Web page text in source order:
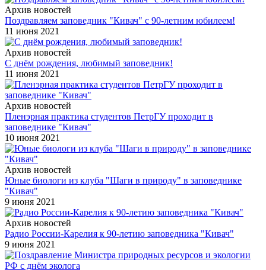
Архив новостей
Поздравляем заповедник "Кивач" с 90-летним юбилеем!
11 июня 2021
Архив новостей
С днём рождения, любимый заповедник!
11 июня 2021
Архив новостей
Пленэрная практика студентов ПетрГУ проходит в
заповеднике "Кивач"
10 июня 2021
Архив новостей
Юные биологи из клуба "Шаги в природу" в заповеднике
"Кивач"
9 июня 2021
Архив новостей
Радио России-Карелия к 90-летию заповедника "Кивач"
9 июня 2021